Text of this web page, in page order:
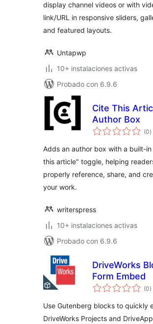
display channel videos or with
link/URL in responsive sliders,
and featured layouts.
Untapwp
10+ instalaciones activas
Probado con 6.9.6
Cite This
Author Box
(0en
)
Adds an author box with a built-
this article" toggle, helping
properly reference, share, and
your work.
writerspress
10+ instalaciones activas
Probado con 6.9.6
DriveWorks
Form Embed
(0en
)
Use Gutenberg blocks to quickly
DriveWorks Projects and